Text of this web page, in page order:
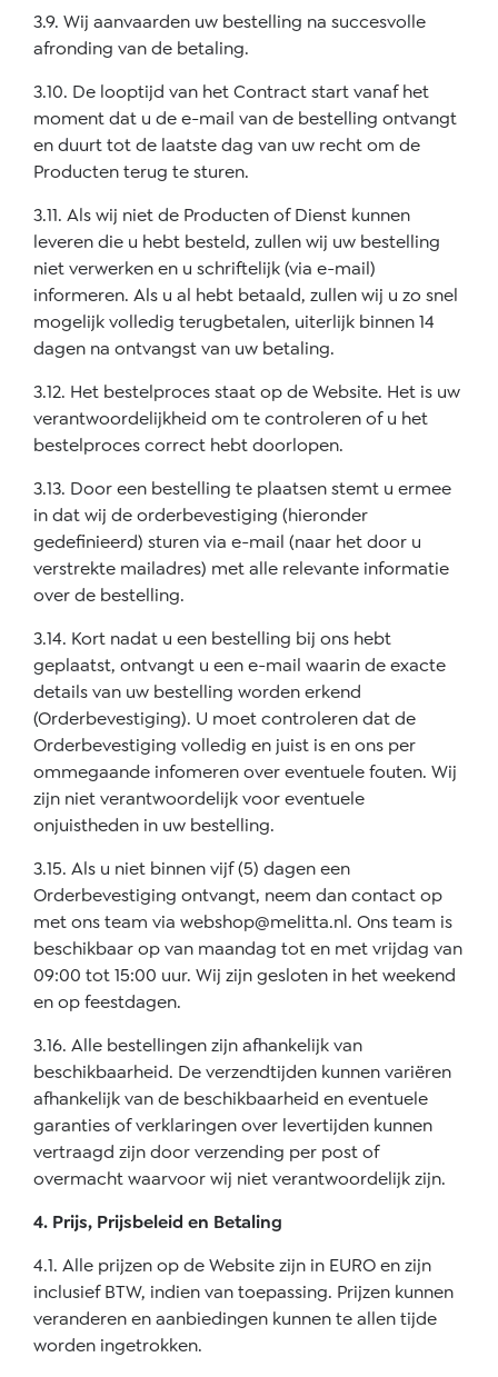
3.9. Wij aanvaarden uw bestelling na succesvolle
afronding van de betaling.
3.10. De looptijd van het Contract start vanaf het
moment dat u de e-mail van de bestelling ontvangt
en duurt tot de laatste dag van uw recht om de
Producten terug te sturen.
3.11. Als wij niet de Producten of Dienst kunnen
leveren die u hebt besteld, zullen wij uw bestelling
niet verwerken en u schriftelijk (via e-mail)
informeren. Als u al hebt betaald, zullen wij u zo snel
mogelijk volledig terugbetalen, uiterlijk binnen 14
dagen na ontvangst van uw betaling.
3.12. Het bestelproces staat op de Website. Het is uw
verantwoordelijkheid om te controleren of u het
bestelproces correct hebt doorlopen.
3.13. Door een bestelling te plaatsen stemt u ermee
in dat wij de orderbevestiging (hieronder
gedefinieerd) sturen via e-mail (naar het door u
verstrekte mailadres) met alle relevante informatie
over de bestelling.
3.14. Kort nadat u een bestelling bij ons hebt
geplaatst, ontvangt u een e-mail waarin de exacte
details van uw bestelling worden erkend
(Orderbevestiging). U moet controleren dat de
Orderbevestiging volledig en juist is en ons per
ommegaande infomeren over eventuele fouten. Wij
zijn niet verantwoordelijk voor eventuele
onjuistheden in uw bestelling.
3.15. Als u niet binnen vijf (5) dagen een
Orderbevestiging ontvangt, neem dan contact op
met ons team via webshop@melitta.nl. Ons team is
beschikbaar op van maandag tot en met vrijdag van
09:00 tot 15:00 uur. Wij zijn gesloten in het weekend
en op feestdagen.
3.16. Alle bestellingen zijn afhankelijk van
beschikbaarheid. De verzendtijden kunnen variëren
afhankelijk van de beschikbaarheid en eventuele
garanties of verklaringen over levertijden kunnen
vertraagd zijn door verzending per post of
overmacht waarvoor wij niet verantwoordelijk zijn.
4. Prijs, Prijsbeleid en Betaling
4.1. Alle prijzen op de Website zijn in EURO en zijn
inclusief BTW, indien van toepassing. Prijzen kunnen
veranderen en aanbiedingen kunnen te allen tijde
worden ingetrokken.